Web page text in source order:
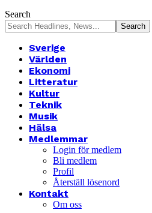
Search
Sverige
Världen
Ekonomi
Litteratur
Kultur
Teknik
Musik
Hälsa
Medlemmar
Login för medlem
Bli medlem
Profil
Återställ lösenord
Kontakt
Om oss